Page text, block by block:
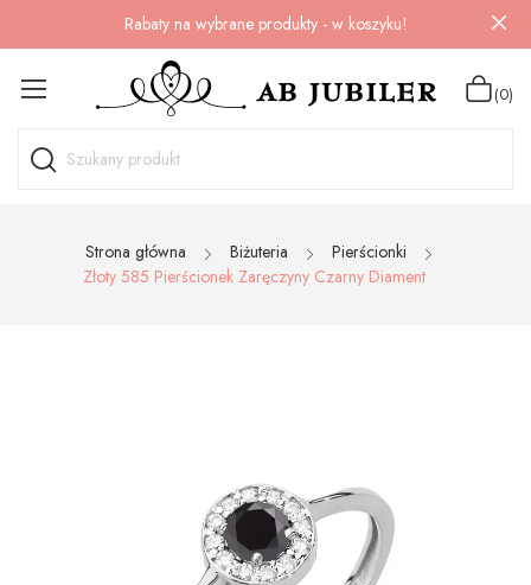
Rabaty na wybrane produkty - w koszyku!
(0)
Strona główna Biżuteria
Pierścionki
Złoty 585 Pierścionek Zaręczyny Czarny Diament